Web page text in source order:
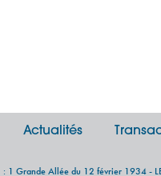
Actualités
: 1 Grande Allée du 12 février 1934 -